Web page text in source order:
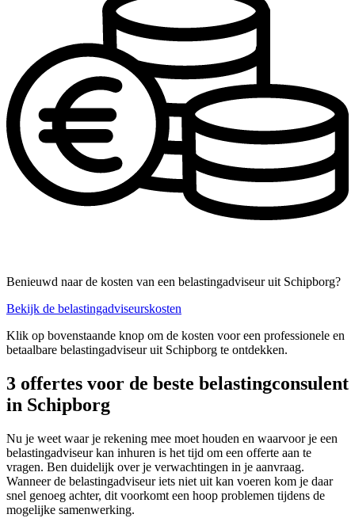
Benieuwd naar de kosten van een belastingadviseur uit Schipborg?
Bekijk de belastingadviseurskosten
Klik op bovenstaande knop om de kosten voor een professionele en
betaalbare belastingadviseur uit Schipborg te ontdekken.
3 offertes voor de beste belastingconsulent
in Schipborg
Nu je weet waar je rekening mee moet houden en waarvoor je een
belastingadviseur kan inhuren is het tijd om een offerte aan te
vragen. Ben duidelijk over je verwachtingen in je aanvraag.
Wanneer de belastingadviseur iets niet uit kan voeren kom je daar
snel genoeg achter, dit voorkomt een hoop problemen tijdens de
mogelijke samenwerking.